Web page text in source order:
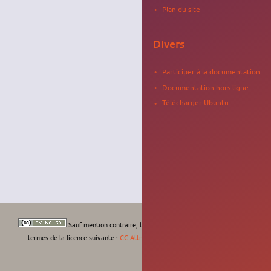
Sauf mention contraire, le contenu de ce wiki est placé sous les
termes de la licence suivante : CC Attribution-Noncommercial-Share Alike 4.0
Plan du site
Divers
Participer à la documentation
Documentation hors ligne
Télécharger Ubuntu